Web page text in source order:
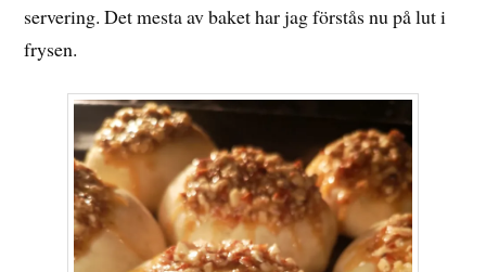
servering. Det mesta av baket har jag förstås nu på lut i
frysen.